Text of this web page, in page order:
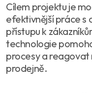
Cílem projektu je
efektivnější práce s
přístupu k
technologie
procesy a reagovat
prodejně.